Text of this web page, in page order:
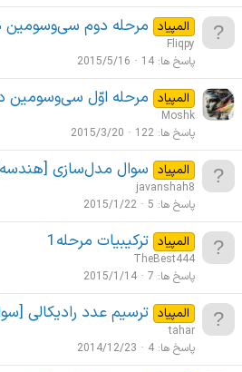
المپیاد مرحله دوم سی‌وسومین
Fliqpy
پاسخ ها 14
2015/5/16
المپیاد مرحله اوّل سی‌وسومین
Moshk
پاسخ ها 122
2015/3/20
المپیاد سوال مدل‌سازی
javanshah8
پاسخ ها 5
2015/1/22
المپیاد ترکیبیات مرحله1
TheBest444
پاسخ ها 7
2015/1/14
المپیاد ترسیم عدد رادیکالی
tahar
پاسخ ها 4
2014/12/23